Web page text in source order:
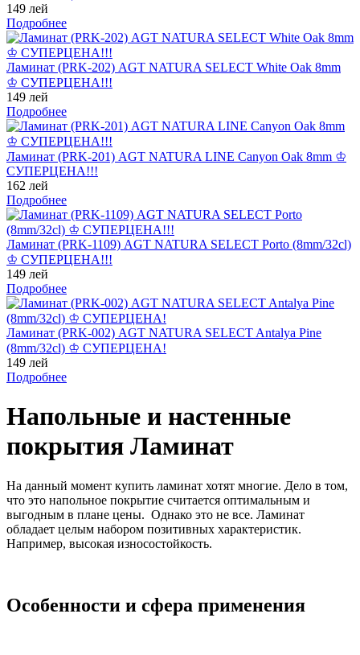
149 лей
Подробнее
Ламинат (PRK-202) AGT NATURA SELECT White Oak 8mm
♔ СУПЕРЦЕНА!!!
149 лей
Подробнее
Ламинат (PRK-201) AGT NATURA LINE Canyon Oak 8mm ♔
СУПЕРЦЕНА!!!
162 лей
Подробнее
Ламинат (PRK-1109) AGT NATURA SELECT Porto (8mm/32cl)
♔ СУПЕРЦЕНА!!!
149 лей
Подробнее
Ламинат (PRK-002) AGT NATURA SELECT Antalya Pine
(8mm/32cl) ♔ СУПЕРЦЕНА!
149 лей
Подробнее
Напольные и настенные
покрытия Ламинат
На данный момент купить ламинат хотят многие. Дело в том,
что это напольное покрытие считается оптимальным и
выгодным в плане цены. Однако это не все. Ламинат
обладает целым набором позитивных характеристик.
Например, высокая износостойкость.
Особенности и сфера применения